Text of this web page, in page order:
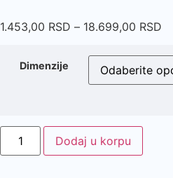
1.453,00 RSD – 18.699,00 RSD
Dimenzije
Dodaj u korpu